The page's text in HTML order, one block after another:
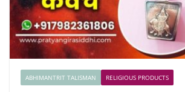
ABHIMANTRIT TALISMAN RELIGIOUS PRODUCTS